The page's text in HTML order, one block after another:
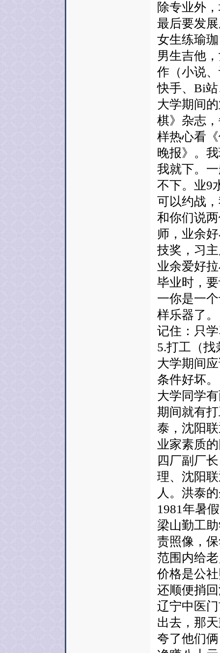
除专业外
最后要发
女生练瑜
男生吉他
作（小说
快手、Bi
大学期间
棋》杂志
样热心看
晚报》。
我就下。
不下。业9
可以约战
和你们说
师，业余
技奖，习
业余爱好
毕业时，
一你是一
样乐器了。
记住：只
5.打工（找
大学期间
条件好坏。
大学同学
期间就有
泰，沈阳
业家素质
四厂副厂
理、沈阳
人。洪泰
1981年暑
梁山勤工
责照像，
范围内给
价格是公
还顺便捎
辽宁中医
出去，那
夸了他们